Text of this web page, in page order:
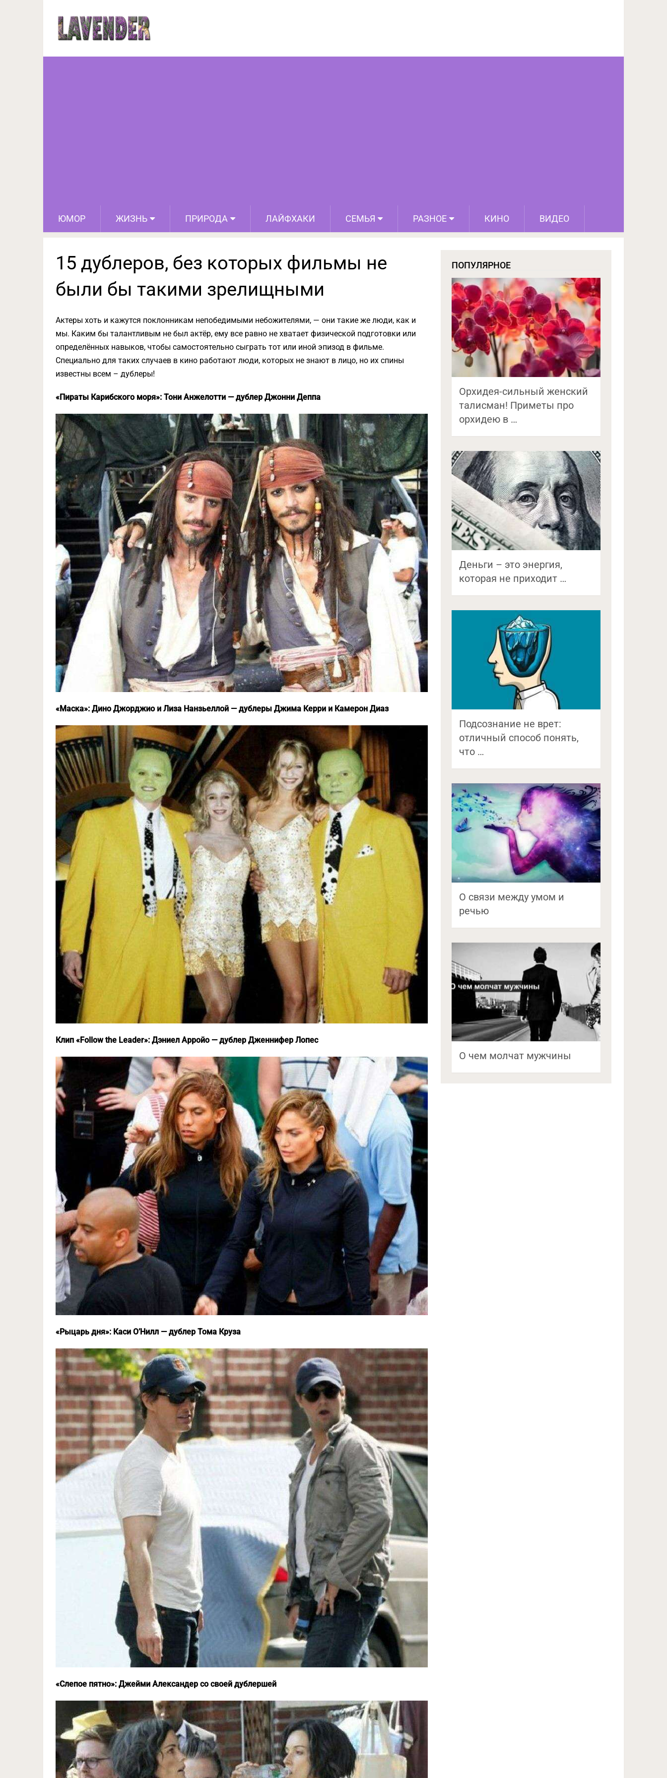
ЮМОР ЖИЗНЬ ПРИРОДА ЛАЙФХАКИ СЕМЬЯ РАЗНОЕ КИНО ВИДЕО
15 дублеров, без которых фильмы не были бы такими
15 дублеров, без которых фильмы не
были бы такими зрелищными
Актеры хоть и кажутся поклонникам непобедимыми небожителями, — они такие же люди, как и
мы. Каким бы талантливым не был актёр, ему все равно не хватает физической подготовки или
определённых навыков, чтобы самостоятельно сыграть тот или иной эпизод в фильме.
Специально для таких случаев в кино работают люди, которых не знают в лицо, но их спины
известны всем – дублеры!
«Пираты Карибского моря»: Тони Анжелотти — дублер Джонни Деппа
«Маска»: Дино Джорджио и Лиза Нанзьеллой — дублеры Джима Керри и Камерон Диаз
Клип «Follow the Leader»: Дэниел Арройо — дублер Дженнифер Лопес
«Рыцарь дня»: Каси О’Нилл — дублер Тома Круза
«Слепое пятно»: Джейми Александер со своей дублершей
ПОПУЛЯРНОЕ
Орхидея-сильный женский
талисман! Приметы про
орхидею в …
Деньги – это энергия,
которая не приходит …
Подсознание не врет:
отличный способ понять,
что …
О связи между умом и
речью
О чем молчат мужчины